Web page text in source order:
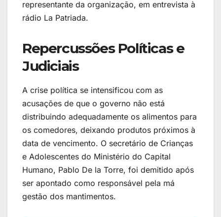
representante da organização, em entrevista à
rádio La Patriada.
Repercussões Políticas e
Judiciais
A crise política se intensificou com as
acusações de que o governo não está
distribuindo adequadamente os alimentos para
os comedores, deixando produtos próximos à
data de vencimento. O secretário de Crianças
e Adolescentes do Ministério do Capital
Humano, Pablo De la Torre, foi demitido após
ser apontado como responsável pela má
gestão dos mantimentos.